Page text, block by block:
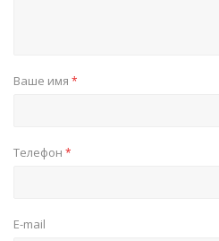
Ваше имя *
Телефон *
E-mail